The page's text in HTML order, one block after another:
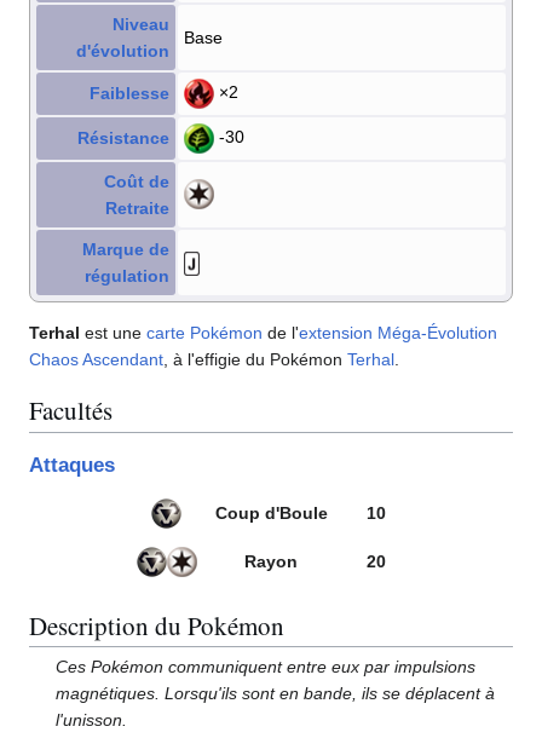
Niveau
d'évolution
Base
Faiblesse ×2
Résistance -30
Coût de
Retraite
Marque de
régulation
Terhal est une carte Pokémon de l'extension Méga-Évolution
Chaos Ascendant , à l'effigie du Pokémon Terhal
Facultés
Attaques
Coup d'Boule 10
Rayon 20
Description du Pokémon
Ces Pokémon communiquent entre eux par impulsions
magnétiques. Lorsqu'ils sont en bande, ils se déplacent à
l'unisson.